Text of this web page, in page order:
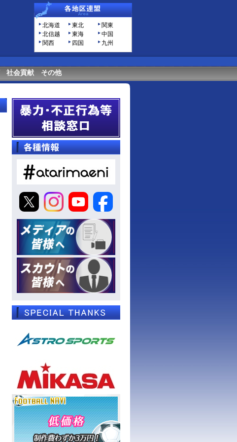
北海道 東北
関東
北信越
東海
中国
関西
四国 九州
社会貢献 その他